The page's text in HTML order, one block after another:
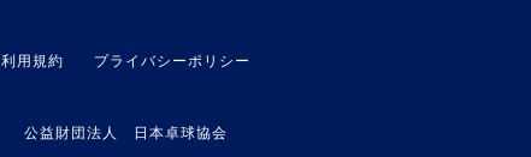
利用規約 プライバシーポリシー
公益財団法人 日本卓球協会